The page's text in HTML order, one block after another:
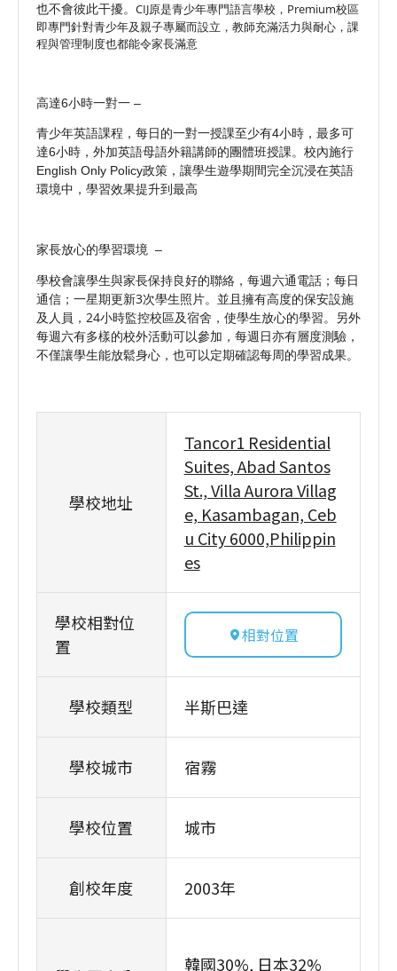
也不會彼此干擾。 CIJ原是青少年專門語言學校， Premium校區
即專門針對青少年及親子專屬而設立，教師充滿活力與耐心，課
程與管理制度也都能令家長滿意
高達6小時一對一 –
青少年英語課程，每日的一對一授課至少有4小時，最多可
達6小時，外加英語母語外籍講師的團體班授課。校內施行
English Only Policy政策，讓學生遊學期間完全沉浸在英語
環境中，學習效果提升到最高
家長放心的學習環境 –
學校會讓學生與家長保持良好的聯絡，每週六通電話；每日
通信；一星期更新3次學生照片。並且擁有高度的保安設施
及人員，24小時監控校區及宿舍，使學生放心的學習。另外
每週六有多樣的校外活動可以參加，每週日亦有層度測驗，
不僅讓學生能放鬆身心，也可以定期確認每周的學習成果。
學校地址
Tancor1 Residential
Suites, Abad Santos
St., Villa Aurora Villag
e, Kasambagan, Ceb
u City 6000,Philippin
es
學校相對位
置
相對位置
學校類型 半斯巴達
學校城市 宿霧
學校位置 城市
創校年度 2003年
韓國30% 日本32%